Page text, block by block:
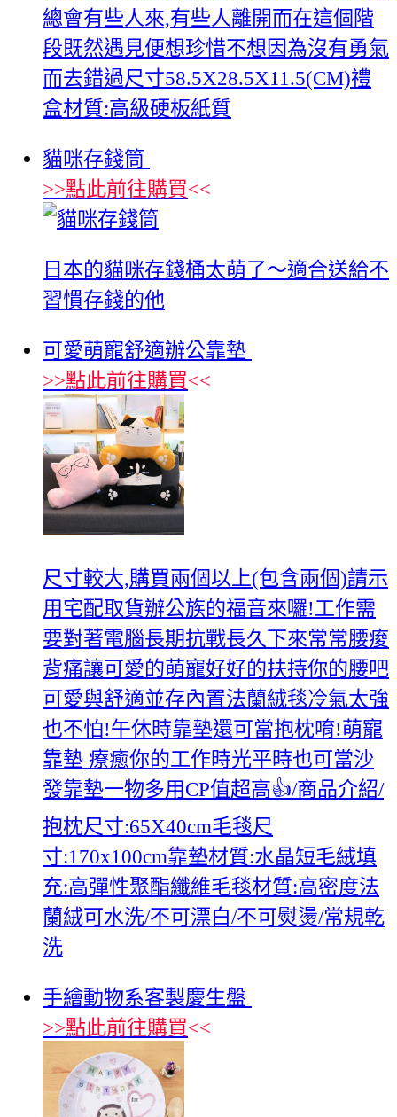
總會有些人來,有些人離開而在這個階
段既然遇見便想珍惜不想因為沒有勇氣
而去錯過尺寸58.5X28.5X11.5(CM)禮
盒材質:高級硬板紙質
貓咪存錢筒
>>點此前往購買<<
‎日本的貓咪存錢桶太萌了～適合送給不
習慣存錢的他
可愛萌寵舒適辦公靠墊
>>點此前往購買<<
尺寸較大,購買兩個以上(包含兩個)請示
用宅配取貨辦公族的福音來囉!工作需
要對著電腦長期抗戰長久下來常常腰痠
背痛讓可愛的萌寵好好的扶持你的腰吧
可愛與舒適並存內置法蘭絨毯冷氣太強
也不怕!午休時靠墊還可當抱枕唷!萌寵
靠墊 療癒你的工作時光平時也可當沙
發靠墊一物多用CP值超高👍/商品介紹/
抱枕尺寸:65X40cm毛毯尺
寸:170x100cm靠墊材質:水晶短毛絨填
充:高彈性聚酯纖維毛毯材質:高密度法
蘭絨可水洗/不可漂白/不可熨燙/常規乾
洗
手繪動物系客製慶生盤
>>點此前往購買<<